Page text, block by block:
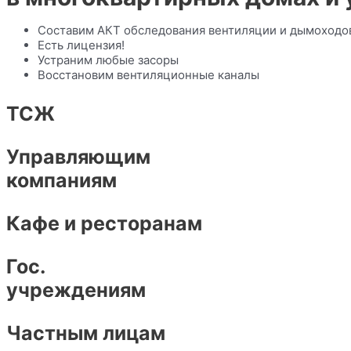
Составим АКТ обследования вентиляции и
Есть лицензия!
Устраним любые засоры
Восстановим вентиляционные каналы
ТСЖ
Управляющим
компаниям
Кафе и ресторанам
Гос.
учреждениям
Частным лицам